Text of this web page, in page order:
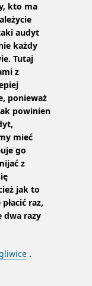
kto ma
audyt
każdy
Tutaj
z
ponieważ
powinien
mieć
go
z
jak to
raz,
dwa razy
.